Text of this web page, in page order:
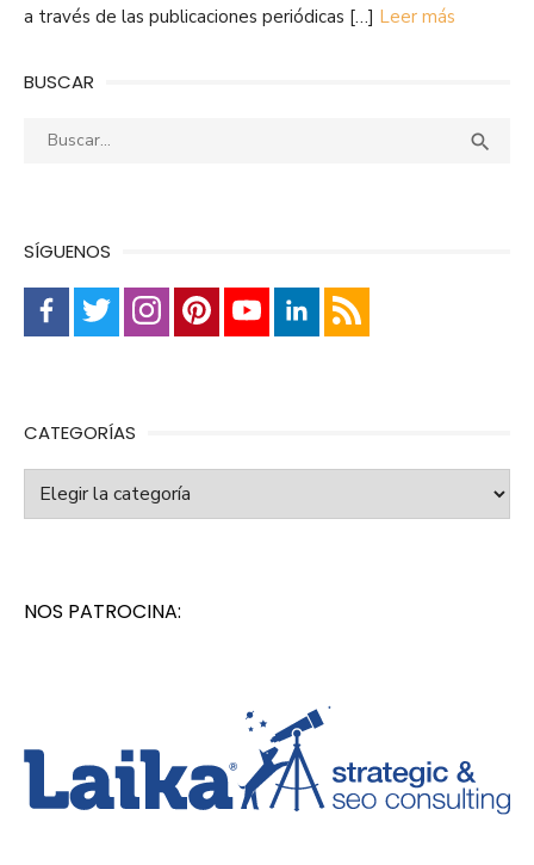
a través de las publicaciones periódicas […] Leer más
BUSCAR
Buscar: 
SÍGUENOS
CATEGORÍAS
Categorías
NOS PATROCINA: